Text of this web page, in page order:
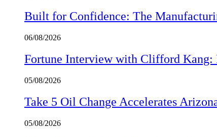
Built for Confidence: The
06/08/2026
Fortune Interview with Clifford Kang:
05/08/2026
Take 5 Oil Change Accelerates
05/08/2026